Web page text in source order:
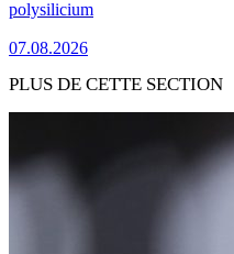
polysilicium
07.08.2026
PLUS DE CETTE SECTION